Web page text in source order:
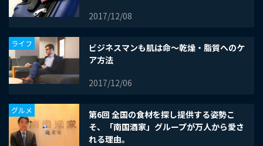
2017/12/08
ビジネスマンも肌は命～乾燥・脂質へのケ
ア方法
2017/12/06
ライフ
第6回 全国の食材を探し提供する姿勢こ
そ、「南国酒家」グループが万人から愛さ
れる理由。
グルメ